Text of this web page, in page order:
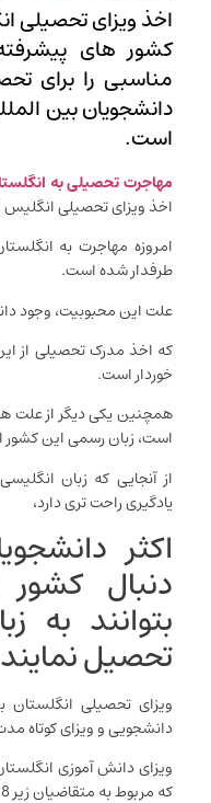
اخذ ویزای تحصیلی
کشور های
مناسبی را برای
دانشجویان بین
است.
مهاجرت تحصیلی به
اخذ ویزای تحصیلی انگلیس
امروزه مهاجرت به
طرفدار شده است.
علت این محبوبیت، وجود
که اخذ مدرک تحصیلی از این
خوردار است.
همچنین یکی دیگر از علت
است، زبان رسمی این
از آنجایی که زبان
یادگیری راحت تری دارد،
اکثر
دنبال
بتوانند به
تحصیل
ویزای تحصیلی انگلستان
دانشجویی و ویزای کوتاه
که مربوط به متقاضیان زیر 18 سال است